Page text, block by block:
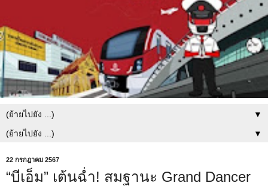
▼
▼
22 กรกฎาคม 2567
“บีเอ็ม” เต้นฉ่ำ! สมฐานะ Grand Dancer